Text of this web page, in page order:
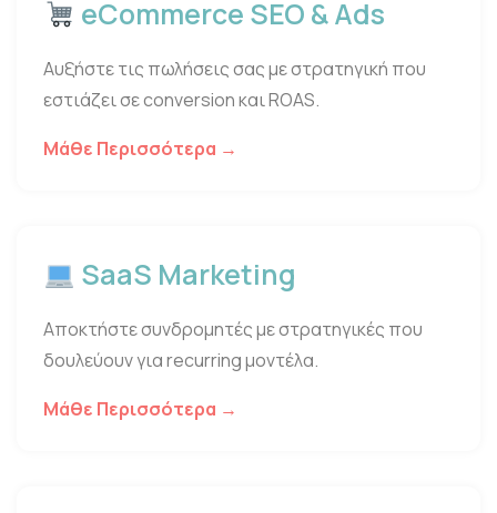
eCommerce SEO & Ads
Αυξήστε τις πωλήσεις σας με στρατηγική που
εστιάζει σε conversion και ROAS.
Μάθε Περισσότερα →
SaaS Marketing
Αποκτήστε συνδρομητές με στρατηγικές που
δουλεύουν για recurring μοντέλα.
Μάθε Περισσότερα →